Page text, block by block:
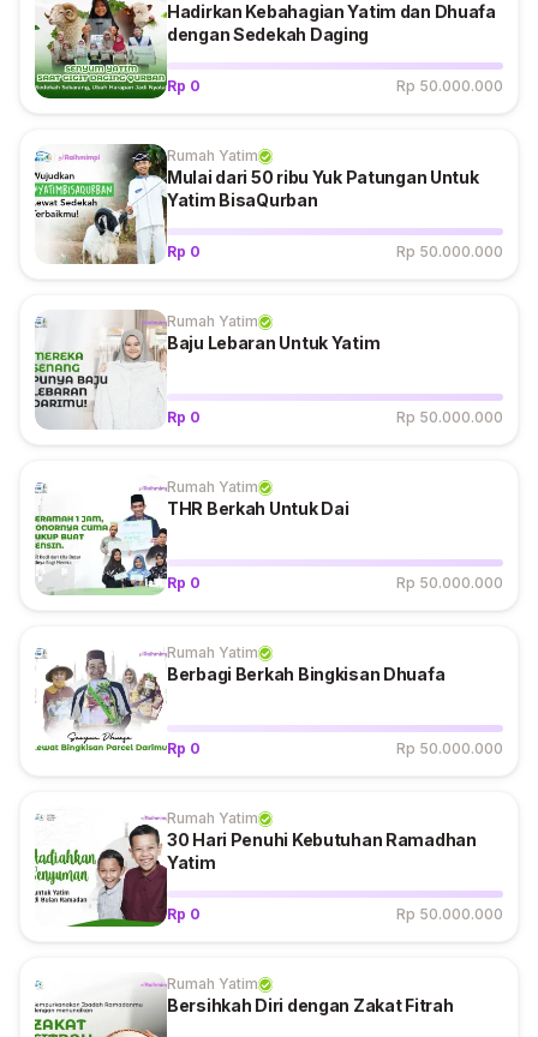
Hadirkan Kebahagian Yatim dan Dhuafa
dengan Sedekah Daging
Rp 0 Rp 50.000.000
Rumah Yatim
Mulai dari 50 ribu Yuk Patungan Untuk
Yatim BisaQurban
Rp 0 Rp 50.000.000
Rumah Yatim
Baju Lebaran Untuk Yatim
Rp 0 Rp 50.000.000
Rumah Yatim
THR Berkah Untuk Dai
Rp 0 Rp 50.000.000
Rumah Yatim
Berbagi Berkah Bingkisan Dhuafa
Rp 0 Rp 50.000.000
Rumah Yatim
30 Hari Penuhi Kebutuhan Ramadhan
Yatim
Rp 0 Rp 50.000.000
Rumah Yatim
Bersihkah Diri dengan Zakat Fitrah